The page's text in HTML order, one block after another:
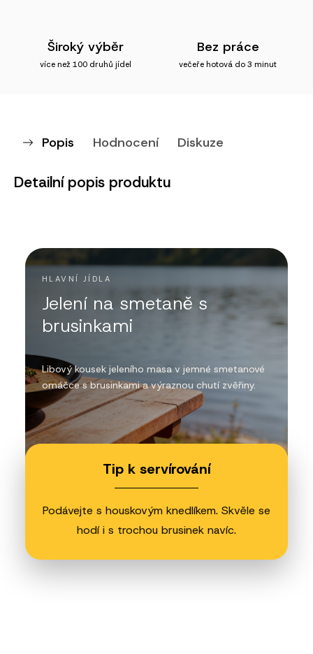
Široký výběr
více než 100 druhů jídel
Bez práce
večeře hotová do 3 minut
Popis Hodnocení Diskuze
Detailní popis produktu
HLAVNÍ JÍDLA
Jelení na smetaně s
brusinkami
Libový kousek jeleního masa v jemné smetanové
omáčce s brusinkami a výraznou chutí zvěřiny.
Tip k servírování
Podávejte s houskovým knedlíkem. Skvěle se
hodí i s trochou brusinek navíc.